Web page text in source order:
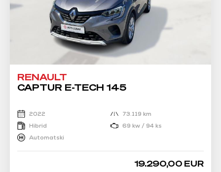
RENAULT
CAPTUR E-TECH 145
2022
73.119 km
Hibrid
69 kw / 94 ks
Automatski
19.290,00 EUR